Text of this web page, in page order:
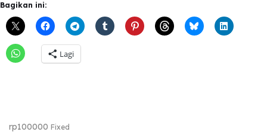
Bagikan ini:
Lagi
rp100000 Fixed